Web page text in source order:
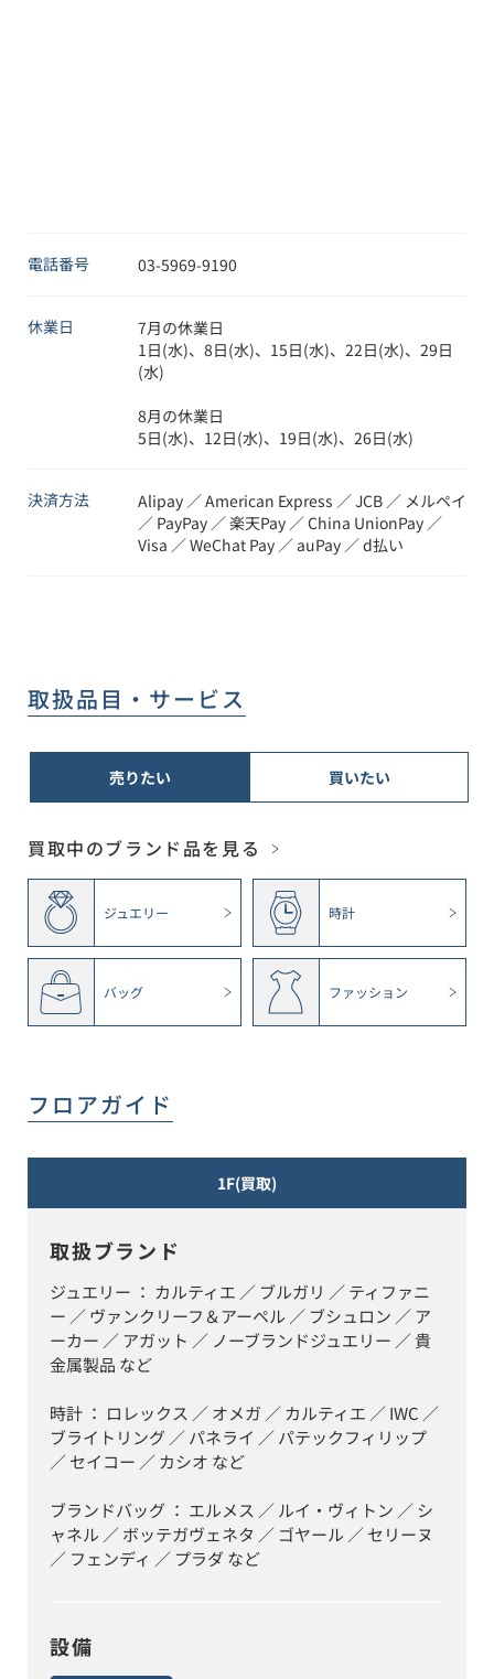
電話番号 03-5969-9190
休業日
7月の休業日
1日(水)、8日(水)、15日(水)、22日(水)、29日
(水)
8月の休業日
5日(水)、12日(水)、19日(水)、26日(水)
決済方法
Alipay ／ American Express ／ JCB ／ メルペイ
／ PayPay ／ 楽天Pay ／ China UnionPay ／
Visa ／ WeChat Pay ／ auPay ／ d払い
取扱品目・サービス
売りたい 買いたい
買取中のブランド品を見る
ジュエリー 時計
バッグ ファッション
フロアガイド
1F(買取)
取扱ブランド
ジュエリー ： カルティエ ／ ブルガリ ／ ティファニ
ー ／ ヴァンクリーフ＆アーペル ／ ブシュロン ／ ア
ーカー ／ アガット ／ ノーブランドジュエリー ／ 貴
金属製品 など
時計 ： ロレックス ／ オメガ ／ カルティエ ／ IWC ／
ブライトリング ／ パネライ ／ パテックフィリップ
／ セイコー ／ カシオ など
ブランドバッグ ： エルメス ／ ルイ・ヴィトン ／ シ
ャネル ／ ボッテガヴェネタ ／ ゴヤール ／ セリーヌ
／ フェンディ ／ プラダ など
設備